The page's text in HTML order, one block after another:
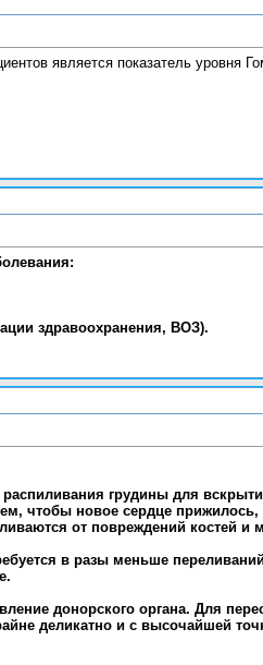
является показатель уровня
здравоохранения, ВОЗ).
грудины для
чтобы новое сердце
от повреждений костей и
в разы меньше
донорского органа. Для
деликатно и с высочайшей